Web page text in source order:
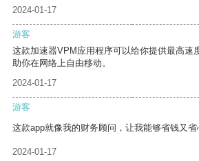
2024-01-17
游客
这款加速器VPM应用程序可以给你提供最高速
助你在网络上自由移动。
2024-01-17
游客
这款app就像我的财务顾问，让我能够省钱又省
2024-01-17